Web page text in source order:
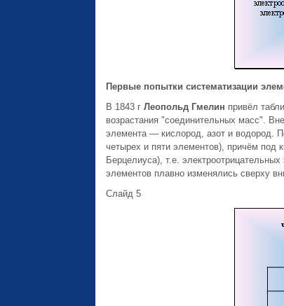
Первые попытки систематизации
В 1843 г Леопольд Гмелин привёл
возрастания "соединительных масс".
элемента — кислород, азот и водород.
четырех и пяти элементов), причём под
Берцелиуса), т.е.
элементов плавно изменялись сверху
Слайд 5